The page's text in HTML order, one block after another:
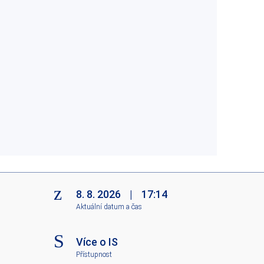
8. 8. 2026 | 17:14
Aktuální datum a čas
Více o IS
Přístupnost